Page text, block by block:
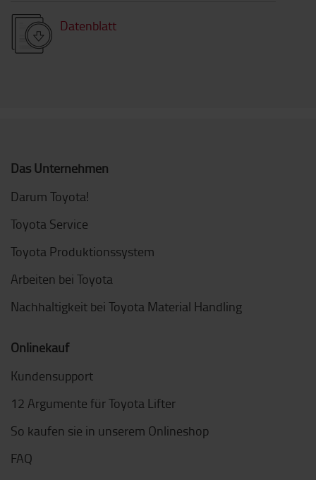
Datenblatt
Das Unternehmen
Darum Toyota!
Toyota Service
Toyota Produktionssystem
Arbeiten bei Toyota
Nachhaltigkeit bei Toyota Material Handling
Onlinekauf
Kundensupport
12 Argumente für Toyota Lifter
So kaufen sie in unserem Onlineshop
FAQ